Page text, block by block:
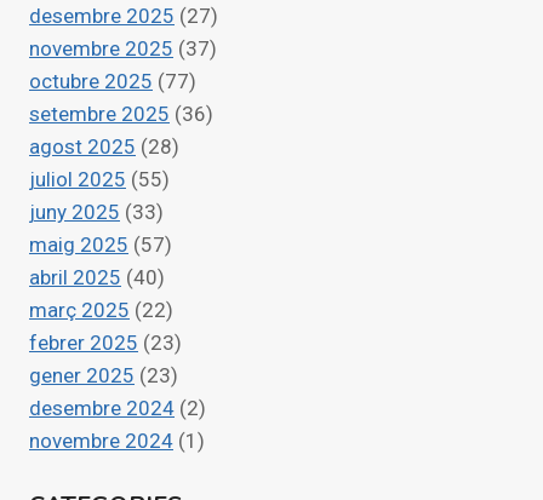
DESPRÉS
DE
LA
FREDA
desembre 2025 (27)
novembre 2025 (37)
octubre 2025 (77)
setembre 2025 (36)
agost 2025 (28)
juliol 2025 (55)
juny 2025 (33)
maig 2025 (57)
abril 2025 (40)
març 2025 (22)
febrer 2025 (23)
gener 2025 (23)
desembre 2024 (2)
novembre 2024 (1)